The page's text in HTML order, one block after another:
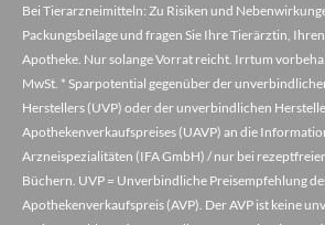
Bei Tierarzneimitteln: Zu Risiken und
Packungsbeilage und fragen Sie Ihre Tierärztin,
Apotheke. Nur solange Vorrat reicht. Irrtum
MwSt. * Sparpotential gegenüber der
Herstellers (UVP) oder der unverbindlichen
Apothekenverkaufspreises (UAVP) an die
Arzneispezialitäten (IFA GmbH) / nur bei
Büchern. UVP = Unverbindliche Preisempfehlung
Apothekenverkaufspreis (AVP). Der AVP ist keine